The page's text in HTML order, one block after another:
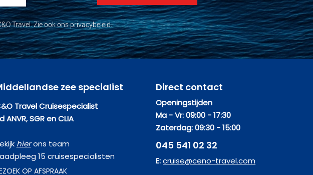
Travel. Zie ook ons privacybeleid.
zee specialist
Travel Cruisespecialist
ANVR, SGR en CLIA
hierons team
15 cruisespecialisten
OP AFSPRAAK
Direct contact
Openingstijden
Ma - Vr: 09:00 - 17:30
Zaterdag: 09:30 - 15:00
045 541 02 32
E:cruise@ceno-travel.com